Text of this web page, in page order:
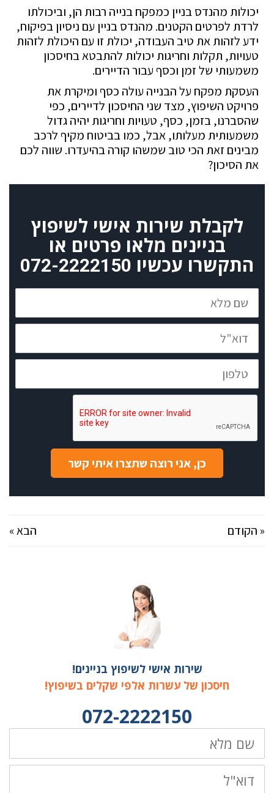
יכולות מהנדס בניין כמפקח בנייה רבות הן, וביכולתו
לרדת לפרטים הקטנים. מהנדס בניין עם ניסיון בפיקוח,
ידע לזהות את טיב העבודה, יכולת זו עם היכולת לזהות
טעויות, תקלות וחריגות יכולות להתבטא בחיסכון
משמעותי של זמן וכסף עבור הדיירים.
העסקת מפקח על הבנייה עולה כסף ומיקרת את
פרויקט השיפוץ, מצד שני החיסכון לדיירים, כפי
שהסברנו, בזמן, כסף, טעויות וחריגות יהיה גדול
משמעותית מעלותו, אבל, כמו בביטוח מקיף לרכב
מבינים זאת הכי טוב שמשהו קורה בהיעדרו. שווה לכם
את הסיכון?
לקבלת שירות אישי לשיפוץ
בניינים מלאו פרטים או
התקשרו עכשיו 072-2222150
שם
מלא
דוא"ל
טלפון
כן, אני רוצה שתצרו איתי קשר
« הקודם הבא »
שירות אישי לשיפוץ בניינים!
חיסכון של עשרות אלפי שקלים בשיפוץ!
072-2222150
שם
מלא
דוא"ל